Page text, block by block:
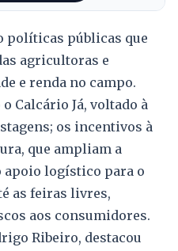
políticas públicas que
agricultoras e
e renda no campo.
Calcário Já, voltado à
os incentivos à
que ampliam a
apoio logístico para o
as feiras livres,
aos consumidores.
Ribeiro, destacou